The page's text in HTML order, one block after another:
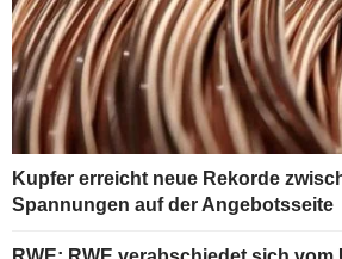
Kupfer erreicht neue Rekorde
Spannungen auf der Angebotsseite